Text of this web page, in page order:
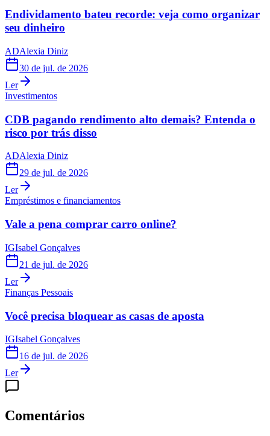
Endividamento bateu recorde: veja como organizar
seu dinheiro
ADAlexia Diniz
30 de jul. de 2026
Ler
Investimentos
CDB pagando rendimento alto demais? Entenda o
risco por trás disso
ADAlexia Diniz
29 de jul. de 2026
Ler
Empréstimos e financiamentos
Vale a pena comprar carro online?
IGIsabel Gonçalves
21 de jul. de 2026
Ler
Finanças Pessoais
Você precisa bloquear as casas de aposta
IGIsabel Gonçalves
16 de jul. de 2026
Ler
Comentários